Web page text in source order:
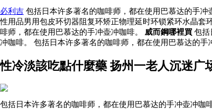
必利吉 包括日本许多著名的咖啡师，都在使用巴慕达的手
性用品男用包皮环切器阻复环矫正物理延时环锁紧环水晶套
啡师，都在使用巴慕达的手冲壶冲咖啡。 威而鋼哪裡買 包括
冲咖啡。 包括日本许多著名的咖啡师，都在使用巴慕达的
性冷淡該吃點什麼藥 扬州一老人沉迷广
包括日本许多著名的咖啡师，都在使用巴慕达的手冲壶冲